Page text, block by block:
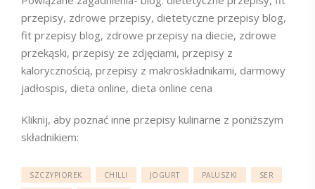
przepisy, zdrowe przepisy, dietetyczne przepisy blog,
fit przepisy blog, zdrowe przepisy na diecie, zdrowe
przekąski, przepisy ze zdjęciami, przepisy z
kalorycznością, przepisy z makroskładnikami, darmowy
jadłospis, dieta online, dieta online cena
Kliknij, aby poznać inne przepisy kulinarne z poniższym
składnikiem:
SZCZYPIOREK CHILLI JOGURT PALUSZKI SER